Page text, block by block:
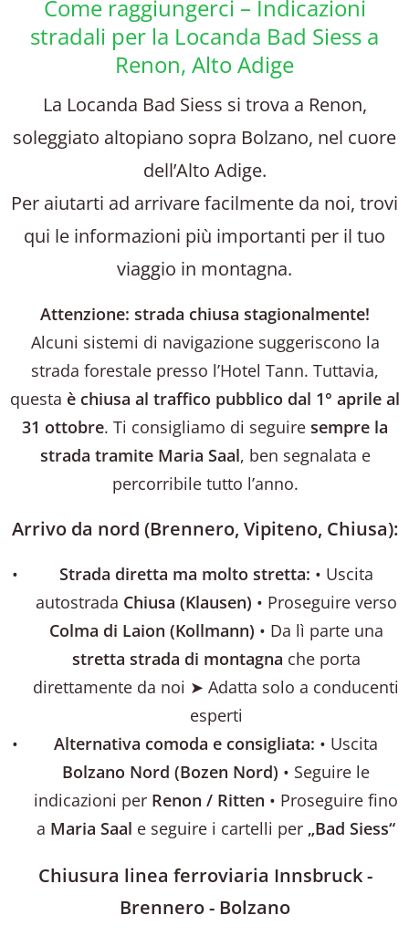
Come raggiungerci – Indicazioni
stradali per la Locanda Bad Siess a
Renon, Alto Adige
La Locanda Bad Siess si trova a Renon,
soleggiato altopiano sopra Bolzano, nel cuore
dell’Alto Adige.
Per aiutarti ad arrivare facilmente da noi, trovi
qui le informazioni più importanti per il tuo
viaggio in montagna.
Attenzione: strada chiusa stagionalmente!
Alcuni sistemi di navigazione suggeriscono la
strada forestale presso l’Hotel Tann. Tuttavia,
questa è chiusa al traffico pubblico dal 1° aprile al
31 ottobre. Ti consigliamo di seguire sempre la
strada tramite Maria Saal, ben segnalata e
percorribile tutto l’anno.
Arrivo da nord (Brennero, Vipiteno, Chiusa):
Strada diretta ma molto stretta: • Uscita
autostrada Chiusa (Klausen) • Proseguire verso
Colma di Laion (Kollmann) • Da lì parte una
stretta strada di montagna che porta
direttamente da noi ➤ Adatta solo a conducenti
esperti
Alternativa comoda e consigliata: • Uscita
Bolzano Nord (Bozen Nord) • Seguire le
indicazioni per Renon / Ritten • Proseguire fino
a Maria Saal e seguire i cartelli per „Bad Siess“
Chiusura linea ferroviaria Innsbruck -
Brennero - Bolzano